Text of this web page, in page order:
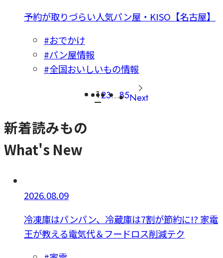
予約が取りづらい人気パン屋・KISO【名古屋】
#おでかけ
#パン屋情報
#全国おいしいもの情報
123…85Next
新着読みもの
What's New
2026.08.09
冷凍庫はパンパン、冷蔵庫は7割が節約に!? 家電
王が教える電気代＆フードロス削減テク